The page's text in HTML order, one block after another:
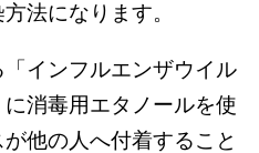
法になります。
インフルエンザウイル
消毒用エタノールを使
他の人へ付着すること